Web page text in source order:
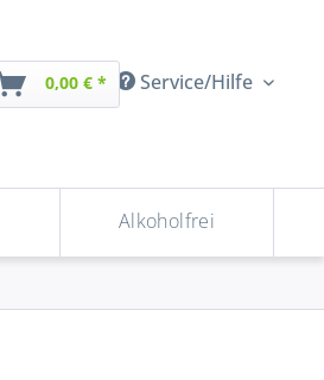
Service/Hilfe
0,00 € *
Alkoholfrei